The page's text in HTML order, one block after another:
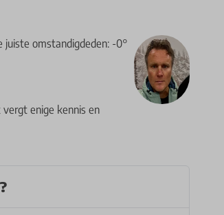
juiste omstandigdeden: -0°
enige kennis en